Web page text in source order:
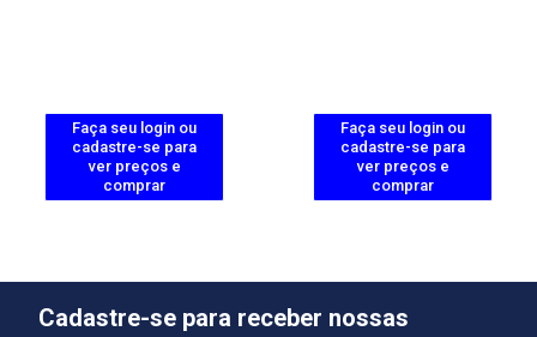
Faça seu login ou
cadastre-se para
ver preços e
comprar
Faça seu login ou
cadastre-se para
ver preços e
comprar
Cadastre-se para receber nossas